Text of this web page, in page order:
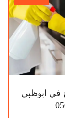
في ابوظبي